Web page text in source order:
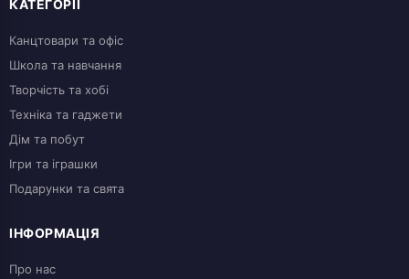
КАТЕГОРІЇ
Канцтовари та офіс
Школа та навчання
Творчість та хобі
Техніка та гаджети
Дім та побут
Ігри та іграшки
Подарунки та свята
ІНФОРМАЦІЯ
Про нас